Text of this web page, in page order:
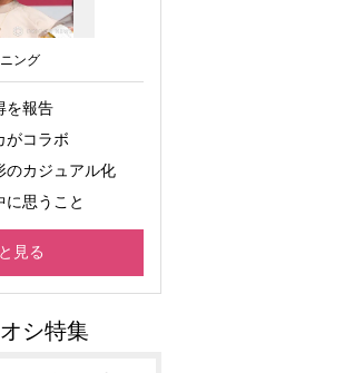
ング
を報告
がコラボ
のカジュアル化
に思うこと
見る